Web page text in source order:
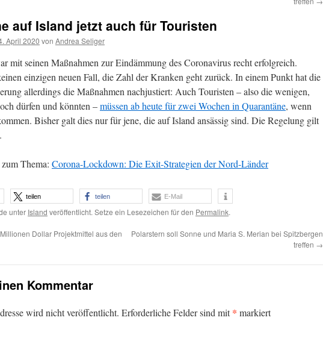
auf Island jetzt auch für Touristen
April 2020 von Andrea Seliger
mit seinen Maßnahmen zur Eindämmung des Coronavirus recht erfolgreich.
einzigen neuen Fall, die Zahl der Kranken geht zurück. In einem Punkt hat die
allerdings die Maßnahmen nachjustiert: Auch Touristen – also die wenigen,
dürfen und könnten –müssen ab heute für zwei Wochen in Quarantäne, wenn
Bisher galt dies nur für jene, die auf Island ansässig sind. Die Regelung gilt
Thema: Corona-Lockdown: Die Exit-Strategien der Nord-Länder
teilen teilen E-Mail
unter Island veröffentlicht. Setze ein Lesezeichen für den Permalink.
Dollar Projektmittel aus den
Polarstern soll Sonne und Maria S. Merian bei Spitzbergen
treffen →
Kommentar
wird nicht veröffentlicht. Erforderliche Felder sind mit* markiert